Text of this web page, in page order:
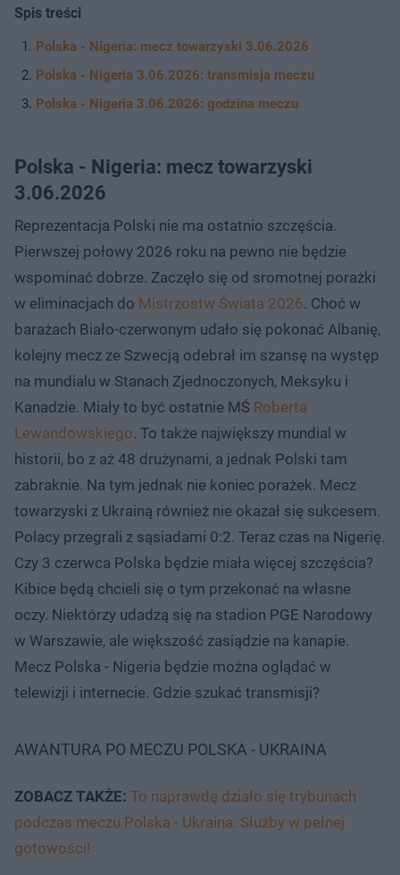
Spis treści
Polska - Nigeria: mecz towarzyski 3.06.2026
Polska - Nigeria 3.06.2026: transmisja meczu
Polska - Nigeria 3.06.2026: godzina meczu
Polska - Nigeria: mecz towarzyski
3.06.2026
Reprezentacja Polski nie ma ostatnio szczęścia.
Pierwszej połowy 2026 roku na pewno nie będzie
wspominać dobrze. Zaczęło się od sromotnej porażki
w eliminacjach do Mistrzostw Świata 2026. Choć w
barażach Biało-czerwonym udało się pokonać Albanię,
kolejny mecz ze Szwecją odebrał im szansę na występ
na mundialu w Stanach Zjednoczonych, Meksyku i
Kanadzie. Miały to być ostatnie MŚ Roberta
Lewandowskiego. To także największy mundial w
historii, bo z aż 48 drużynami, a jednak Polski tam
zabraknie. Na tym jednak nie koniec porażek. Mecz
towarzyski z Ukrainą również nie okazał się sukcesem.
Polacy przegrali z sąsiadami 0:2. Teraz czas na Nigerię.
Czy 3 czerwca Polska będzie miała więcej szczęścia?
Kibice będą chcieli się o tym przekonać na własne
oczy. Niektórzy udadzą się na stadion PGE Narodowy
w Warszawie, ale większość zasiądzie na kanapie.
Mecz Polska - Nigeria będzie można oglądać w
telewizji i internecie. Gdzie szukać transmisji?
AWANTURA PO MECZU POLSKA - UKRAINA
ZOBACZ TAKŻE: To naprawdę działo się trybunach
podczas meczu Polska - Ukraina. Służby w pełnej
gotowości!